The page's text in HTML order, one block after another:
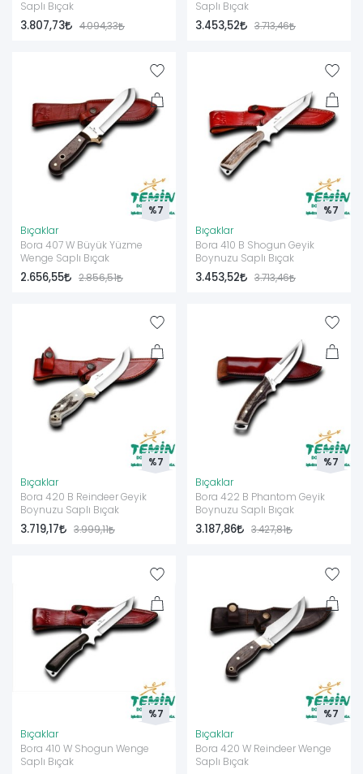
Saplı Bıçak
3.807,73 4.094,33
Saplı Bıçak
3.453,52 3.713,46
Bıçaklar
Bora 407 W Büyük Yüzme
Wenge Saplı Bıçak
2.656,55 2.856,51
%7
Bıçaklar
Bora 410 B Shogun Geyik
Boynuzu Saplı Bıçak
3.453,52 3.713,46
%7
Bıçaklar
Bora 420 B Reindeer Geyik
Boynuzu Saplı Bıçak
3.719,17 3.999,11
%7
Bıçaklar
Bora 422 B Phantom Geyik
Boynuzu Saplı Bıçak
3.187,86 3.427,81
%7
Bıçaklar
Bora 410 W Shogun Wenge
Saplı Bıçak
%7
Bıçaklar
Bora 420 W Reindeer Wenge
Saplı Bıçak
%7